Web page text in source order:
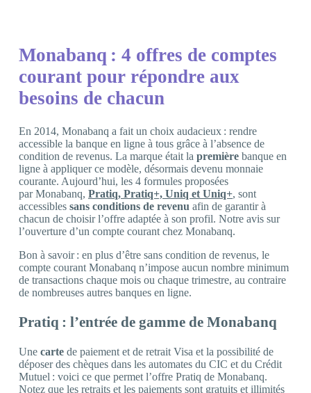
Monabanq : 4 offres de comptes
courant pour répondre aux
besoins de chacun
En 2014, Monabanq a fait un choix audacieux : rendre
accessible la banque en ligne à tous grâce à l’absence de
condition de revenus. La marque était la première banque en
ligne à appliquer ce modèle, désormais devenu monnaie
courante. Aujourd’hui, les 4 formules proposées
par Monabanq, Pratiq, Pratiq+, Uniq et Uniq+, sont
accessibles sans conditions de revenu afin de garantir à
chacun de choisir l’offre adaptée à son profil. Notre avis sur
l’ouverture d’un compte courant chez Monabanq.
Bon à savoir : en plus d’être sans condition de revenus, le
compte courant Monabanq n’impose aucun nombre minimum
de transactions chaque mois ou chaque trimestre, au contraire
de nombreuses autres banques en ligne.
Pratiq : l’entrée de gamme de Monabanq
Une carte de paiement et de retrait Visa et la possibilité de
déposer des chèques dans les automates du CIC et du Crédit
Mutuel : voici ce que permet l’offre Pratiq de Monabanq.
Notez que les retraits et les paiements sont gratuits et illimités